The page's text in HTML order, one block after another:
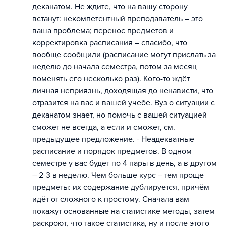
деканатом. Не ждите, что на вашу сторону
встанут: некомпетентный преподаватель – это
ваша проблема; перенос предметов и
корректировка расписания – спасибо, что
вообще сообщили (расписание могут прислать за
неделю до начала семестра, потом за месяц
поменять его несколько раз). Кого-то ждёт
личная неприязнь, доходящая до ненависти, что
отразится на вас и вашей учебе. Вуз о ситуации с
деканатом знает, но помочь с вашей ситуацией
сможет не всегда, а если и сможет, см.
предыдущее предложение. - Неадекватные
расписание и порядок предметов. В одном
семестре у вас будет по 4 пары в день, а в другом
– 2-3 в неделю. Чем больше курс – тем проще
предметы: их содержание дублируется, причём
идёт от сложного к простому. Сначала вам
покажут основанные на статистике методы, затем
раскроют, что такое статистика, ну и после этого